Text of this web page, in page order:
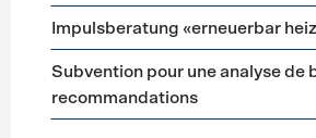
Impulsberatung «erneuerbar
Subvention pour une analyse de
recommandations